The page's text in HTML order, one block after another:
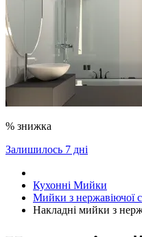
% знижка
Залишилось 7 дні
Кухонні Мийки
Мийки з нержавіючої
Накладні мийки з